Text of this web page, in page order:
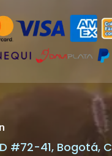
#72-41, Bogotá,